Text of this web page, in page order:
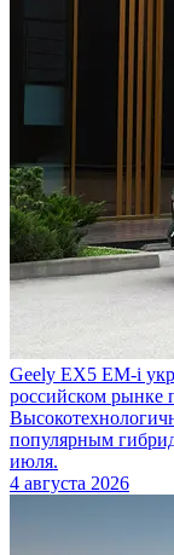
Geely EX5 EM-i
российском рынке
популярным
июля.
4 августа 2026